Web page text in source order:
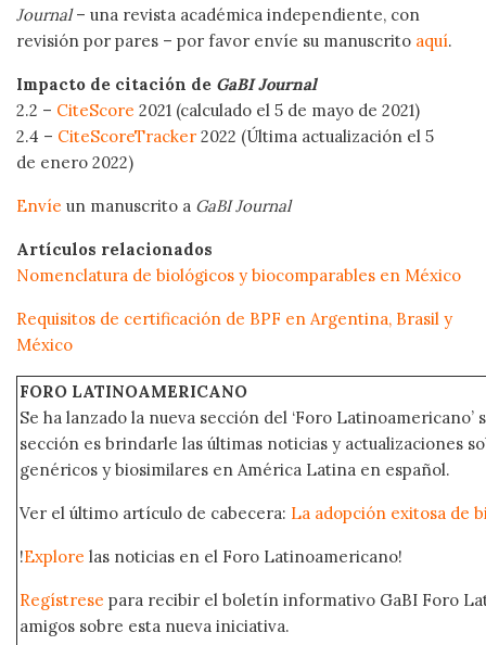
Journal– una revista académica independiente, con
revisión por pares – por favor envíe su manuscrito aquí.
Impacto de citación de GaBI Journal
2.2 – CiteScore 2021 (calculado el 5 de mayo de 2021)
2.4 – CiteScoreTracker 2022 (Última actualización el 5
de enero 2022)
Envíe un manuscrito a GaBI Journal
Artículos relacionados
Nomenclatura de biológicos y biocomparables en México
Requisitos de certificación de BPF en Argentina, Brasil y
México
FORO LATINOAMERICANO
Se ha lanzado la nueva sección del ‘Foro
sección es brindarle las últimas noticias y actualizaciones
genéricos y biosimilares en América Latina en español.
Ver el último artículo de cabecera: La adopción exitosa de
!Explore las noticias en el Foro Latinoamericano!
Regístrese para recibir el boletín informativo GaBI Foro
amigos sobre esta nueva iniciativa.